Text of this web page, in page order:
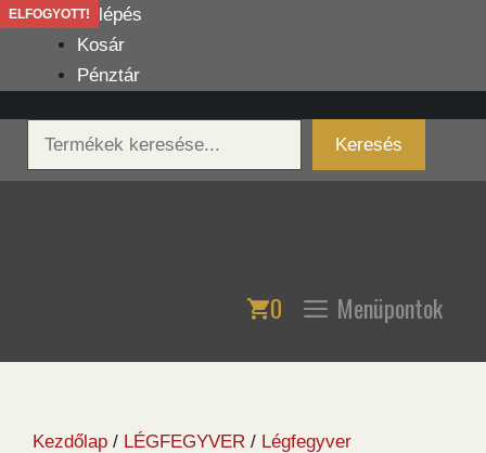
Kilépés
tartalomba
Belépés
Kosár
Pénztár
Keresés
Keresés
0 Menüpontok
Kezdőlap / LÉGFEGYVER / Légfegyver
ELFOGYOTT!